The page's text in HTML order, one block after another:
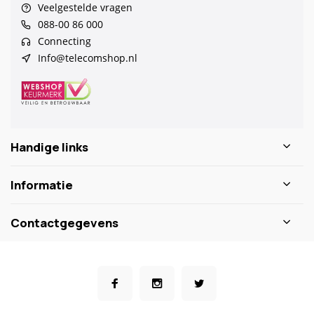
Veelgestelde vragen
088-00 86 000
Connecting
Info@telecomshop.nl
Handige links
Informatie
Contactgegevens